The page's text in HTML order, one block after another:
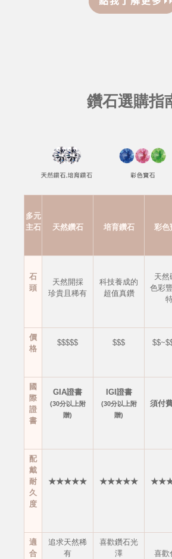
鑽石選購指
多元
主石
天然鑽石 培育鑽石 彩色
石
頭
天然開採
珍貴且稀有
科技養成的
超值真鑽
天然
色彩
價
格
$$$$$ $$$
國
際
證
書
GIA證書
(30分以上附
贈)
IGI證書
(30分以上附
贈)
須付
配
戴
耐
久
度
★★★★★ ★★★★★
適
合
追求天然稀
有
喜歡鑽石光
澤
喜歡